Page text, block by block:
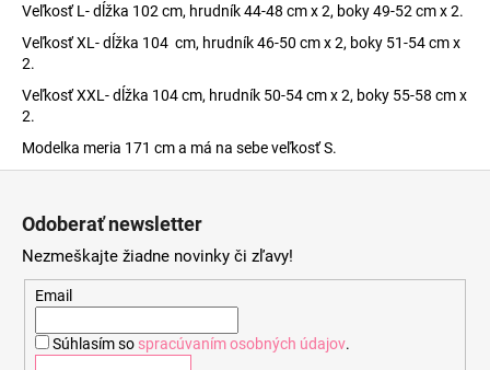
Veľkosť L- dĺžka 102 cm, hrudník 44-48 cm x 2, boky 49-52 cm x 2.
Veľkosť XL- dĺžka 104 cm, hrudník 46-50 cm x 2, boky 51-54 cm x
2.
Veľkosť XXL- dĺžka 104 cm, hrudník 50-54 cm x 2, boky 55-58 cm x
2.
Modelka meria 171 cm a má na sebe veľkosť S.
Odoberať newsletter
Nezmeškajte žiadne novinky či zľavy!
Email
Súhlasím so spracúvaním osobných údajov.